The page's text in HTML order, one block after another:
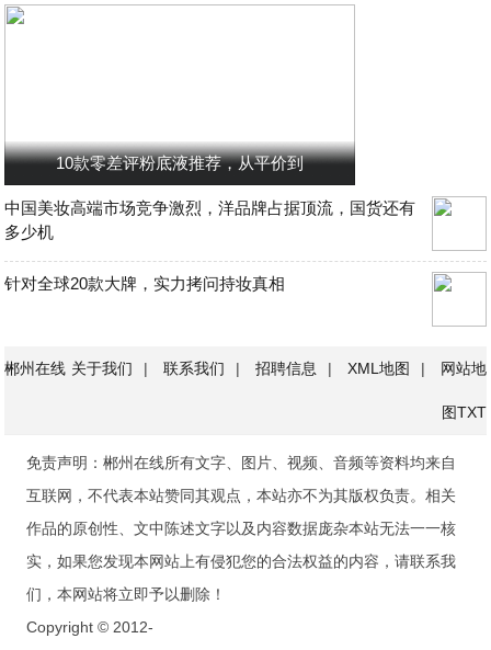
10款零差评粉底液推荐，从平价到
中国美妆高端市场竞争激烈，洋品牌占据顶流，国货还有
多少机
针对全球20款大牌，实力拷问持妆真相
郴州在线 关于我们 | 联系我们 | 招聘信息 | XML地图 | 网站地
图TXT
免责声明：郴州在线所有文字、图片、视频、音频等资料均来自
互联网，不代表本站赞同其观点，本站亦不为其版权负责。相关
作品的原创性、文中陈述文字以及内容数据庞杂本站无法一一核
实，如果您发现本网站上有侵犯您的合法权益的内容，请联系我
们，本网站将立即予以删除！
Copyright © 2012-